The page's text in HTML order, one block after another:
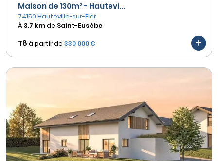
Maison de 130m² - Hautevi...
74150 Hauteville-sur-Fier
À3.7 kmde Saint-Eusèbe
T8 à partir de 330 000 €